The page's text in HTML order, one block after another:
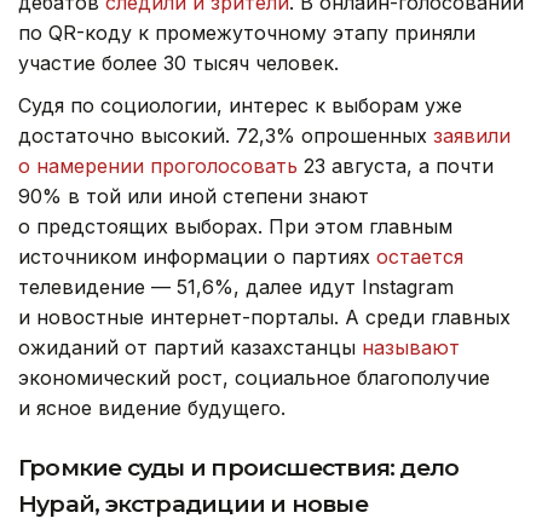
по QR-коду к промежуточному этапу приняли
участие более 30 тысяч человек.
Судя по социологии, интерес к выборам уже
достаточно высокий. 72,3% опрошенных заявили
о намерении проголосовать 23 августа, а почти
90% в той или иной степени знают
о предстоящих выборах. При этом главным
источником информации о партиях остается
телевидение — 51,6%, далее идут Instagram
и новостные интернет-порталы. А среди главных
ожиданий от партий казахстанцы называют
экономический рост, социальное благополучие
и ясное видение будущего.
Громкие суды и происшествия: дело
Нурай, экстрадиции и новые